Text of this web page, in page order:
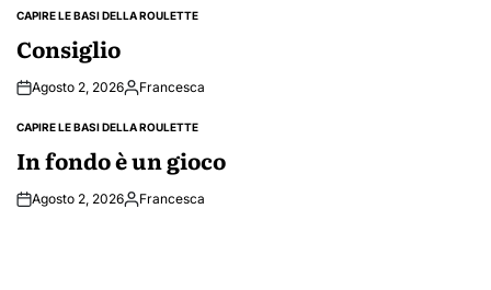
POSTED
CAPIRE LE BASI DELLA ROULETTE
Consiglio
Agosto 2, 2026PostedFrancesca
POSTED
CAPIRE LE BASI DELLA ROULETTE
In fondo è un gioco
Agosto 2, 2026PostedFrancesca